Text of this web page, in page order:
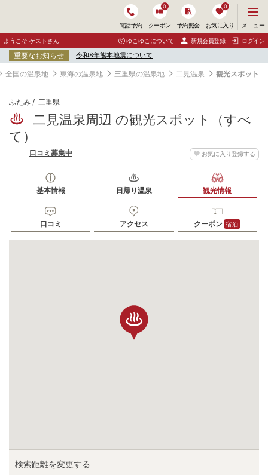
電話予約 クーポン
0
予約照会 お気に入り
0
ニ
ュ
ー
開
く
メニュー
ようこそ ゲストさん ゆこゆこについて 新規会員登録 ログイン
重要なお知らせ 令和8年熊本地震について
全国の温泉地 東海の温泉地 三重県の温泉地 二見温泉 観光スポット
ふたみ 三重県
二見温泉周辺 の観光スポット（すべ
て）
お気に入り登録する
口コミ募集中
基本情報 日帰り温泉 観光情報
口コミ アクセス クーポン 宿泊
検索距離を変更する